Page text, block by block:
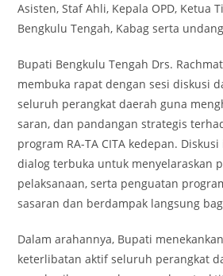
Asisten, Staf Ahli, Kepala OPD, Ketua
Bengkulu Tengah, Kabag serta
Bupati Bengkulu Tengah Drs.
membuka rapat dengan sesi diskusi
seluruh perangkat daerah guna
saran, dan pandangan strategis
program RA-TA CITA kedepan.
dialog terbuka untuk menyelaraskan
pelaksanaan, serta penguatan
sasaran dan berdampak langsung
Dalam arahannya, Bupati
keterlibatan aktif seluruh perangkat